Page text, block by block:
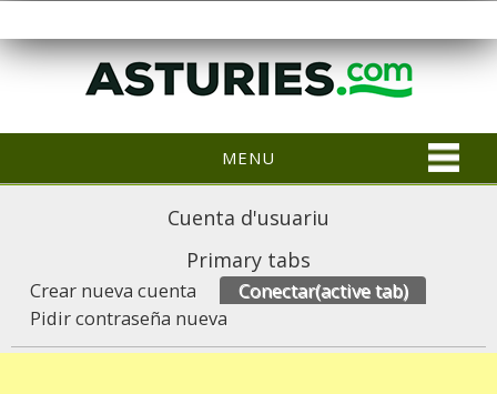
MENU
Cuenta d'usuariu
Primary tabs
Crear nueva cuenta Conectar(active tab)
Pidir contraseña nueva